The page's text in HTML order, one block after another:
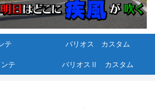
テ バリオス カスタム
テ バリオスⅡ カスタム